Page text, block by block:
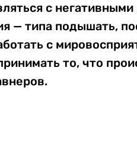
с
— типа подышать,
с
то, что